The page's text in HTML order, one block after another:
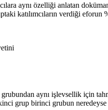
aynı özelliği anlatan
katılımcıların verdiği
aynı işlevsellik için
grup birinci grubun neredeyse